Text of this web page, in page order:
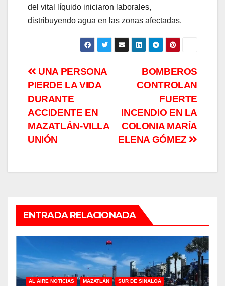
del vital líquido iniciaron laborales,
distribuyendo agua en las zonas afectadas.
Navegación
de
entradas
BOMBEROS
CONTROLAN
FUERTE
INCENDIO EN LA
COLONIA MARÍA
ELENA GÓMEZ
UNA PERSONA
PIERDE LA VIDA
DURANTE
ACCIDENTE EN
MAZATLÁN-VILLA
UNIÓN
ENTRADA RELACIONADA
AL AIRE NOTICIAS MAZATLÁN SUR DE SINALOA